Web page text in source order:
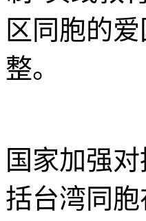
区同胞的
整。
国家加强
括台湾同